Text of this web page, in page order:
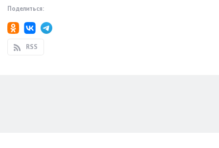
Поделиться:
RSS